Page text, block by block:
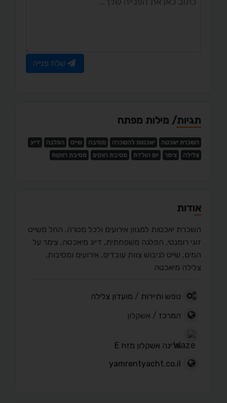
שלח פנייה
תגיות/ מילות מפתח
השכרת יאכטה יאכטות להשכרה מסיבה שייט הפלגה
דייג
צלילה
צימר יום הולדת מסיבת רווקים מסיבת רווקות
אודות
השכרת יאכטות למגוון אירועים ולכל מטרה. החל משייט
זוגי רומנטי, הפלגה משפחתית, דייג מיאכטה, צימר על
המים, שייט לגיבוש צוות עובדים, אירועים ומסיבות,
צלילה מיאכטה
נופש ותיירות / מועדון צלילה
המרכז / אשקלון
מרינה אשקלון מזח E
yamrentyacht.co.il